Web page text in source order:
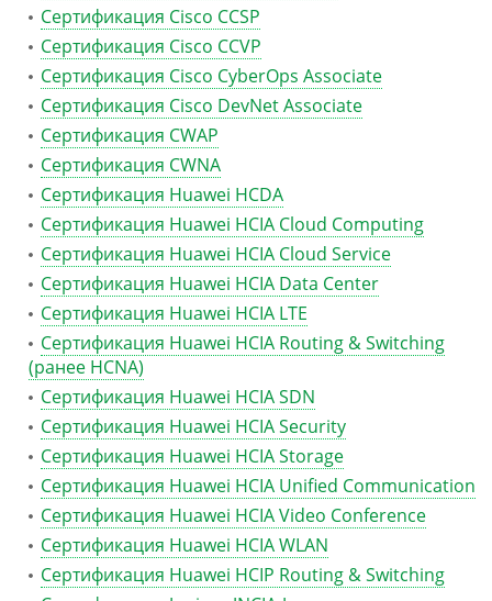
Сертификация Cisco CCSP
Сертификация Cisco CCVP
Сертификация Cisco CyberOps Associate
Сертификация Cisco DevNet Associate
Сертификация CWAP
Сертификация CWNA
Сертификация Huawei HCDA
Сертификация Huawei HCIA Cloud Computing
Сертификация Huawei HCIA Cloud Service
Сертификация Huawei HCIA Data Center
Сертификация Huawei HCIA LTE
Сертификация Huawei HCIA Routing & Switching
(ранее HCNA)
Сертификация Huawei HCIA SDN
Сертификация Huawei HCIA Security
Сертификация Huawei HCIA Storage
Сертификация Huawei HCIA Unified Communication
Сертификация Huawei HCIA Video Conference
Сертификация Huawei HCIA WLAN
Сертификация Huawei HCIP Routing & Switching